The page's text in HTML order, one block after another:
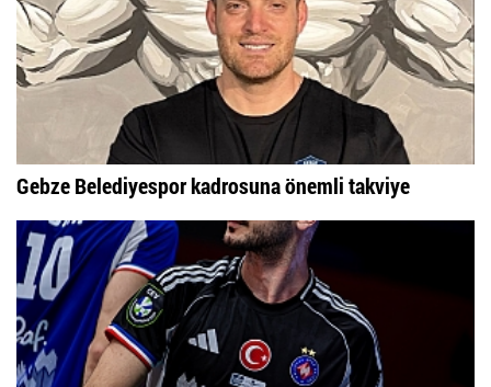
Gebze Belediyespor kadrosuna önemli takviye